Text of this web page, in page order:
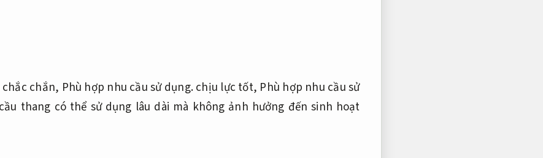
chắc chắn, Phù hợp nhu cầu sử dụng.chịu lực tốt, Phù hợp nhu cầu sử
thang có thể sử dụng lâu dài mà không ảnh hưởng đến sinh hoạt